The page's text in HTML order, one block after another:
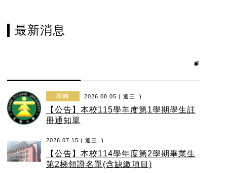
最新消息
即時 2026.08.05 ( 週三. )
【公告】本校115學年度第1學期學生註
冊通知單
2026.07.15 ( 週三. )
【公告】本校114學年度第2學期畢業生
第2梯領證名單(含缺繳項目)